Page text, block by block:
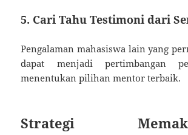
5. Cari Tahu Testimoni dari
Pengalaman mahasiswa lain yang
dapat menjadi pertimbangan
menentukan pilihan mentor terbaik.
Strategi